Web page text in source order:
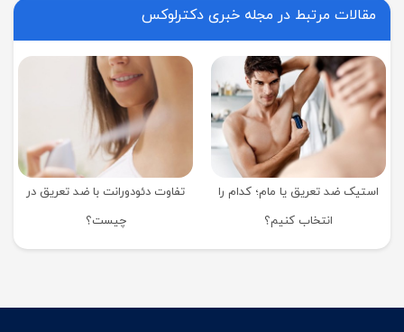
مقالات مرتبط در مجله خبری دکترلوکس
استیک ضد تعریق یا مام؛ کدام را
انتخاب کنیم؟
تفاوت دئودورانت با ضد تعریق در
چیست؟